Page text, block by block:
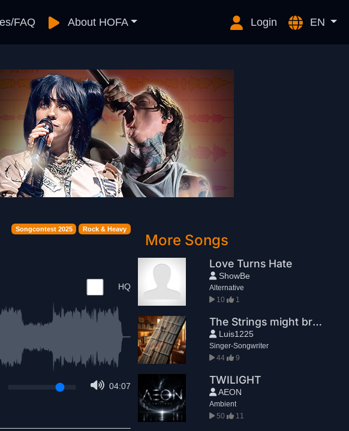
FAQ About HOFA Login EN
Songcontest 2025 Rock & Heavy
HQ
04:07
More Songs
Love Turns Hate
ShowBe
Alternative
10
1
The Strings might break
Luis1225
Singer-Songwriter
44
9
TWILIGHT
AEON
Ambient
50
11